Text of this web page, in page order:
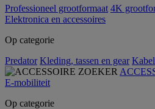
Professioneel grootformaat 4K
Elektronica en accessoires
Op categorie
Predator Kleding, tassen en gear
E-mobiliteit
Op categorie